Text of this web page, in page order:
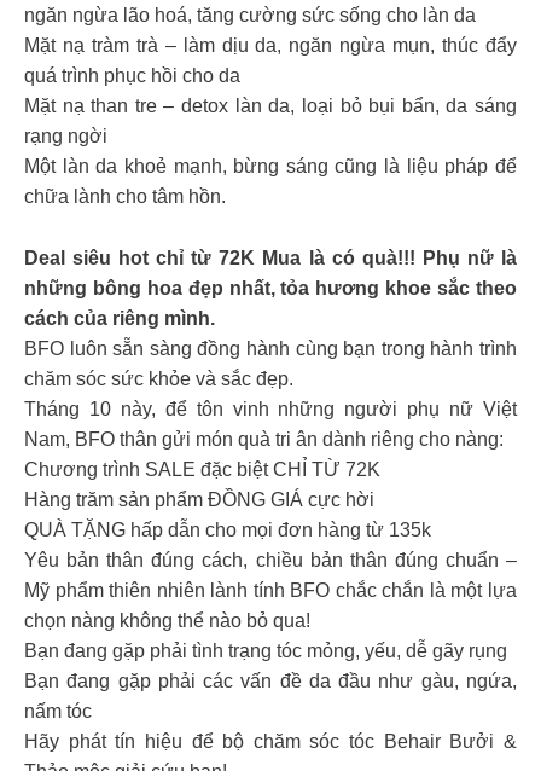
ngăn ngừa lão hoá, tăng cường sức sống cho làn da
Mặt nạ tràm trà – làm dịu da, ngăn ngừa mụn, thúc đẩy
quá trình phục hồi cho da
Mặt nạ than tre – detox làn da, loại bỏ bụi bẩn, da sáng
rạng ngời
Một làn da khoẻ mạnh, bừng sáng cũng là liệu pháp để
chữa lành cho tâm hồn.
Deal siêu hot chỉ từ 72K Mua là có quà!!! Phụ nữ là
những bông hoa đẹp nhất, tỏa hương khoe sắc theo
cách của riêng mình.
BFO luôn sẵn sàng đồng hành cùng bạn trong hành trình
chăm sóc sức khỏe và sắc đẹp.
Tháng 10 này, để tôn vinh những người phụ nữ Việt
Nam, BFO thân gửi món quà tri ân dành riêng cho nàng:
Chương trình SALE đặc biệt CHỈ TỪ 72K
Hàng trăm sản phẩm ĐỒNG GIÁ cực hời
QUÀ TẶNG hấp dẫn cho mọi đơn hàng từ 135k
Yêu bản thân đúng cách, chiều bản thân đúng chuẩn –
Mỹ phẩm thiên nhiên lành tính BFO chắc chắn là một lựa
chọn nàng không thể nào bỏ qua!
Bạn đang gặp phải tình trạng tóc mỏng, yếu, dễ gãy rụng
Bạn đang gặp phải các vấn đề da đầu như gàu, ngứa,
nấm tóc
Hãy phát tín hiệu để bộ chăm sóc tóc Behair Bưởi &